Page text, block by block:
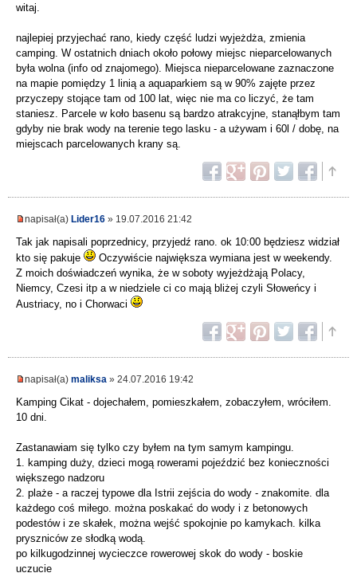
witaj.
najlepiej przyjechać rano, kiedy część ludzi wyjeżdża, zmienia
camping. W ostatnich dniach około połowy miejsc nieparcelowanych
była wolna (info od znajomego). Miejsca nieparcelowane zaznaczone
na mapie pomiędzy 1 linią a aquaparkiem są w 90% zajęte przez
przyczepy stojące tam od 100 lat, więc nie ma co liczyć, że tam
staniesz. Parcele w koło basenu są bardzo atrakcyjne, stanąłbym tam
gdyby nie brak wody na terenie tego lasku - a używam i 60l / dobę, na
miejscach parcelowanych krany są.
napisał(a) Lider16 » 19.07.2016 21:42
Tak jak napisali poprzednicy, przyjedź rano. ok 10:00 będziesz widział
kto się pakuje
Oczywiście największa wymiana jest w weekendy.
Z moich doświadczeń wynika, że w soboty wyjeżdżają Polacy,
Niemcy, Czesi itp a w niedziele ci co mają bliżej czyli Słoweńcy i
Austriacy, no i Chorwaci
napisał(a) maliksa » 24.07.2016 19:42
Kamping Cikat - dojechałem, pomieszkałem, zobaczyłem, wróciłem.
10 dni.
Zastanawiam się tylko czy byłem na tym samym kampingu.
1. kamping duży, dzieci mogą rowerami pojeździć bez konieczności
większego nadzoru
2. plaże - a raczej typowe dla Istrii zejścia do wody - znakomite. dla
każdego coś miłego. można poskakać do wody i z betonowych
podestów i ze skałek, można wejść spokojnie po kamykach. kilka
pryszniców ze słodką wodą.
po kilkugodzinnej wycieczce rowerowej skok do wody - boskie
uczucie